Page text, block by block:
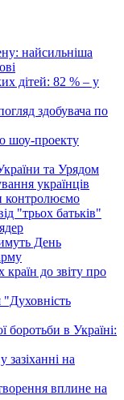
найсильніша
дітей: 82 % – у
здобувача по
шоу-проекту
та Урядом
українців
контролюємо
"трьох батьків"
День
до звіту про
боротьби в Україні:
зазіханні на
вплине на